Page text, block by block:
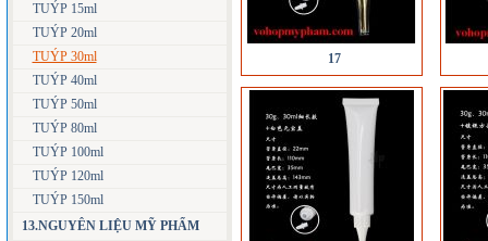
TUÝP 15ml
TUÝP 20ml
TUÝP 30ml
TUÝP 40ml
TUÝP 50ml
TUÝP 80ml
TUÝP 100ml
TUÝP 120ml
TUÝP 150ml
13.NGUYÊN LIỆU MỸ PHẨM
17